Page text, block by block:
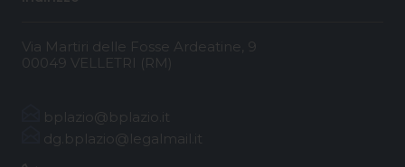
Via Martiri delle Fosse Ardeatine, 9
00049 VELLETRI (RM)
bplazio@bplazio.it
dg.bplazio@legalmail.it